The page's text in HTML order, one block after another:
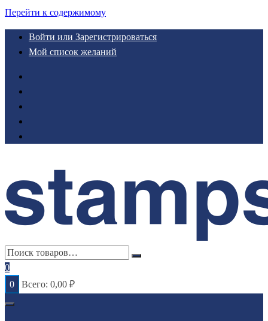
Перейти к содержимому
Войти или Зарегистрироваться
Мой список желаний
0
0
Всего: 0,00 ₽